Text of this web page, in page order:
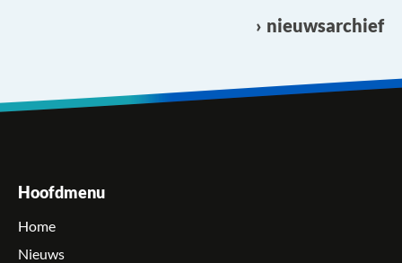
nieuwsarchief
Hoofdmenu
Home
Nieuws